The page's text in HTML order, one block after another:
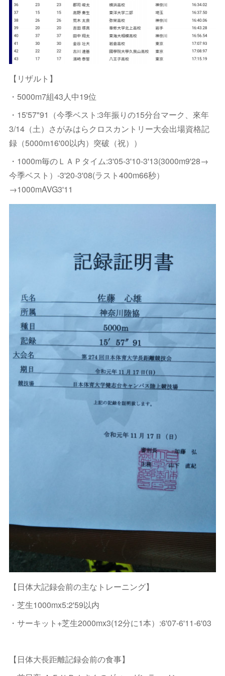
【リザルト】
・5000m7組43人中19位
・15'57"91（今季ベスト:3年振りの15分台マーク、來年
3/14（土）さがみはらクロスカントリー大会出場資格記
録（5000m16'00以内）突破（祝））
・1000m毎のＬＡＰタイム:3'05-3'10-3'13(3000m9'28→
今季ベスト）-3'20-3'08(ラスト400m66秒）
→1000mAVG3'11
【日体大記録会前の主なトレーニング】
・芝生1000mx5:2'59以内
・サーキット+芝生2000mx3(12分に1本）:6'07-6'11-6'03
【日体大長距離記録会前の食事】